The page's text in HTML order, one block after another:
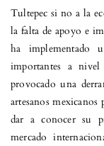
Tultepec si no a la
la falta de apoyo e
ha implementado
importantes a
provocado una
artesanos mexicanos
dar a conocer su
mercado